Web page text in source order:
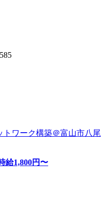
ワーク構築＠富山市八尾
給1,800円〜